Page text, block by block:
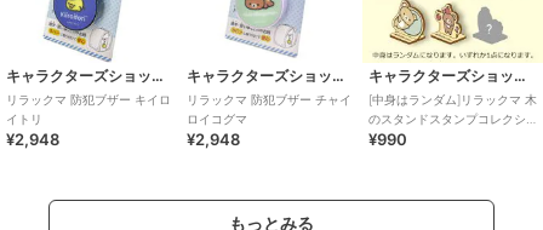
キャラクターズショップ ラフラフ
リラックマ 防犯ブザー キイロ
イトリ
¥2,948
キャラクターズショップ ラフラフ
リラックマ 防犯ブザー チャイ
ロイコグマ
¥2,948
キャラクターズショップ ラフラフ
[中身はランダム]リラックマ 木
のスタンドスタンプコレクシ
ョン フェイバリット･シングス
¥990
もっとみる